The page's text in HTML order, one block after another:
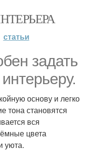
статьи
задать
основу и легко
тона становятся
вся
цвета
уюта.